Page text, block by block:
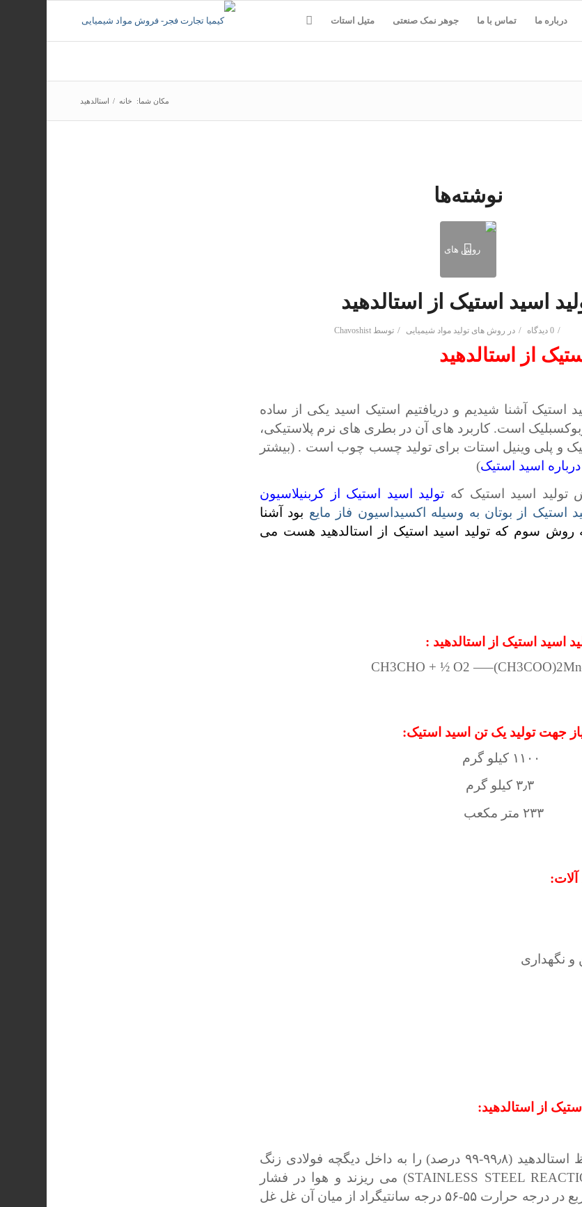
درباره ما تماس با ما جوهر نمک صنعتی متیل استات
مکان شما: خانه / استالدهید
نوشته‌ها
اسید استیک از استالدهید
/ 0 دیدگاه / در روش های تولید مواد شیمیایی / توسطChavoshist
از استالدهید
استیک آشنا شیدیم و دریافتیم استیک اسید یکی از ساده
است. کاربرد های آن در بطری های نرم پلاستیکی،
و پلی وینیل استات برای تولید چسب چوب است . (بیشتر
اسید استیک)
تولید اسید استیک از کربنیلاسیون
استیک از بوتان به وسیله اکسیداسیون فاز مایع بود آشنا
روش سوم که تولید اسید استیک از استالدهید هست می
اسید استیک از استالدهید :
CH3CHO + ½ O2
جهت تولید یک تن اسید استیک:
گرم
گرم
نگهداری
از استالدهید:
محلول خیلی غلیظ استالدهید (۹۹٫۸-۹۹ درصد) را به داخل دیگچه فولادی زنگ
نزن(STAINLESS STEEL REACTION KETTIE) می ریزند و هوا در فشار
۷۰-۷۵ پوند اینچ مربع در درجه حرارت ۵۵-۵۶ درجه سانتیگراد از میان آن غل غل